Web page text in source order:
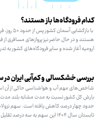
کدام فرودگاه‌ها باز هستند؟
با
هستند و در حال حاضر نیز پروازهای مسافری از
ارومیه آغاز شده و سایر فرودگاه‌های کشور به
بررسی خشکسالی و کم‌آبی ایران
حدود چهار درصد کاهش یافته ‌است. سهم نزولات
تابستان سال ۱۴۰۴ این سهم به سه درصد تقلیل پیدا کرد.